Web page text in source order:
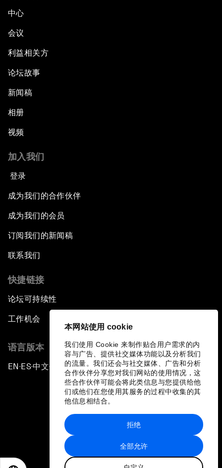
本网站使用 cookie
我们使用 Cookie 来制作贴合用户需求的内
容与广告、提供社交媒体功能以及分析我们
的流量。我们还会与社交媒体、广告和分析
合作伙伴分享您对我们网站的使用情况，这
些合作伙伴可能会将此类信息与您提供给他
们或他们在您使用其服务的过程中收集的其
他信息相结合。
全部允许
拒绝
中心
会议
利益相关方
论坛故事
新闻稿
相册
视频
加入我们
登录
成为我们的合作伙伴
成为我们的会员
订阅我们的新闻稿
联系我们
快捷链接
论坛可持续性
工作机会
语言版本
EN ▪ ES▪中文▪ 日本語
站点地图